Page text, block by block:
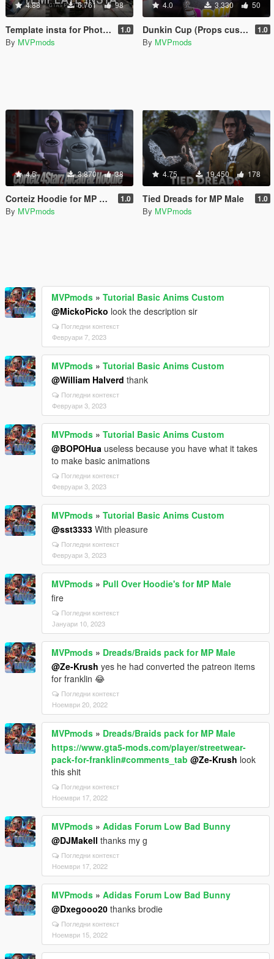
4.88 6.761 98
Template insta for PhotoShop 1.0
By MVPmods
4.0 3.330 50
Dunkin Cup (Props custom) 1.0
By MVPmods
4.5 3.870 38
Corteiz Hoodie for MP Male 1.0
By MVPmods
4.75 19.450 178
Tied Dreads for MP Male 1.0
By MVPmods
MVPmods » Tutorial Basic Anims Custom
@MickoPicko look the description sir
Погледни контекст
Февруари 7, 2023
MVPmods » Tutorial Basic Anims Custom
@William Halverd thank
Погледни контекст
Февруари 3, 2023
MVPmods » Tutorial Basic Anims Custom
@BOPOHua useless because you have what it takes
to make basic animations
Погледни контекст
Февруари 3, 2023
MVPmods » Tutorial Basic Anims Custom
@sst3333 With pleasure
Погледни контекст
Февруари 3, 2023
MVPmods » Pull Over Hoodie's for MP Male
fire
Погледни контекст
Јануари 10, 2023
MVPmods » Dreads/Braids pack for MP Male
@Ze-Krush yes he had converted the patreon items
for franklin 😂
Погледни контекст
Ноември 20, 2022
MVPmods » Dreads/Braids pack for MP Male
https://www.gta5-mods.com/player/streetwear-
pack-for-franklin#comments_tab @Ze-Krush look
this shit
Погледни контекст
Ноември 17, 2022
MVPmods » Adidas Forum Low Bad Bunny
@DJMakell thanks my g
Погледни контекст
Ноември 17, 2022
MVPmods » Adidas Forum Low Bad Bunny
@Dxegooo20 thanks brodie
Погледни контекст
Ноември 15, 2022